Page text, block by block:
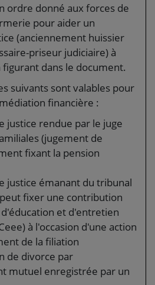
ordre donné aux forces de
pour aider un
(anciennement huissier
priseur judiciaire) à
dans le document.
suivants sont valables pour
financière :
justice rendue par le juge
(jugement de
fixant la pension
justice émanant du tribunal
fixer une contribution
et d'entretien
à l'occasion d'une action
de la filiation
de divorce par
mutuel enregistrée par un